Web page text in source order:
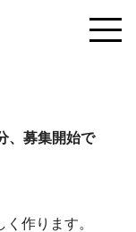
、募集開始で
作ります。